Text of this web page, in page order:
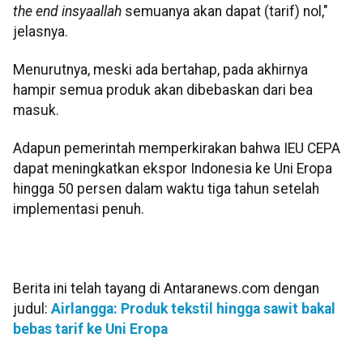
the end insyaallah semuanya akan dapat (tarif) nol,"
jelasnya.
Menurutnya, meski ada bertahap, pada akhirnya
hampir semua produk akan dibebaskan dari bea
masuk.
Adapun pemerintah memperkirakan bahwa IEU CEPA
dapat meningkatkan ekspor Indonesia ke Uni Eropa
hingga 50 persen dalam waktu tiga tahun setelah
implementasi penuh.
Berita ini telah tayang di Antaranews.com dengan
judul: Airlangga: Produk tekstil hingga sawit bakal
bebas tarif ke Uni Eropa